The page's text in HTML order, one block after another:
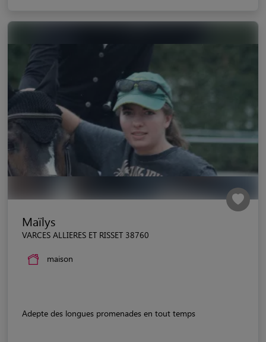
Maïlys
VARCES ALLIERES ET RISSET 38760
maison
Adepte des longues promenades en tout temps